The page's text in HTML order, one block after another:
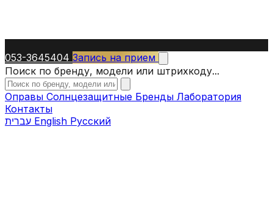
053-3645404 Запись на прием
Поиск по бренду, модели или штрихкоду...
Оправы Солнцезащитные Бренды Лаборатория
Контакты
English Русский